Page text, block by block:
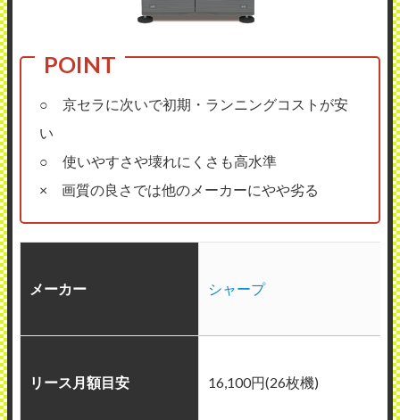
○ 京セラに次いで初期・ランニングコストが安
い
○ 使いやすさや壊れにくさも高水準
× 画質の良さでは他のメーカーにやや劣る
メーカー シャープ
リース月額目安 16,100円(26枚機)